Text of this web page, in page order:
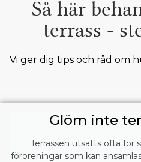
Så här
terrass -
Vi ger dig tips och råd om
Glöm inte
Terrassen utsätts ofta för
föroreningar som kan